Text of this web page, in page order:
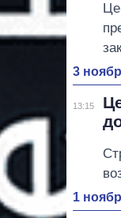
3
13:15
1